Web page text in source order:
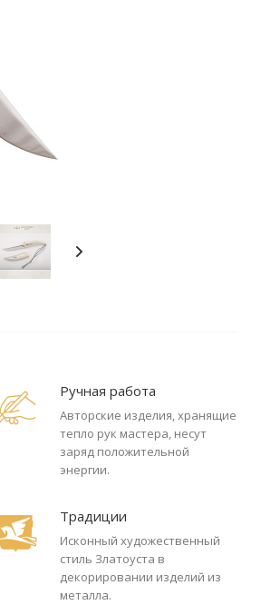
Ручная работа
Авторские изделия, хранящие
тепло рук мастера, несут
заряд положительной
энергии.
Традиции
Исконный художественный
стиль Златоуста в
декорировании изделий из
металла.